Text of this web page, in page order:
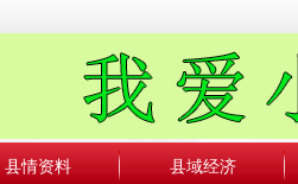
县情资料 县域经济